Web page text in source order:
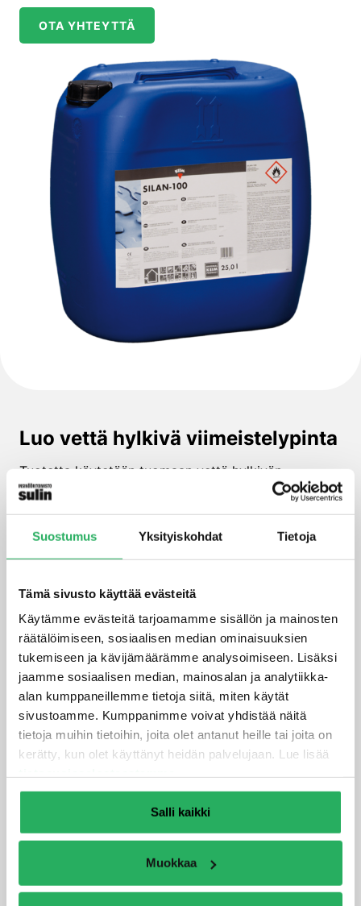
Suostumus Yksityiskohdat Tietoja
Tämä sivusto käyttää evästeitä
Käytämme evästeitä tarjoamamme sisällön ja mainosten
räätälöimiseen, sosiaalisen median ominaisuuksien
tukemiseen ja kävijämäärämme analysoimiseen. Lisäksi
jaamme sosiaalisen median, mainosalan ja analytiikka-
alan kumppaneillemme tietoja siitä, miten käytät
sivustoamme. Kumppanimme voivat yhdistää näitä
tietoja muihin tietoihin, joita olet antanut heille tai joita on
kerätty, kun olet käyttänyt heidän palvelujaan. Lue lisää
Salli kaikki
Muokkaa
OTA YHTEYTTÄ
Luo vettä hylkivä viimeistelypinta
Tuotetta käytetään tuomaan vettä hylkivän
viimeistelypinnan erityisesti betonipinnoilla mutta
Keim Silan-100 soveltuu erityisesti rakenteisiin, jotka
altistuvat pakkas-sulamisrasitukselle tai
teräsbetonirakennetta kloridien tunkeumalta.
Tuotetta voidaan käyttää pohjusteena ennen
maalauskäsittelyä tuotteilla Keim Concretal-W, Keim
Concretal-C tai Keim Concretal-Lasur.